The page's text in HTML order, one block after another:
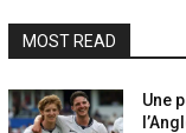
MOST READ
Une